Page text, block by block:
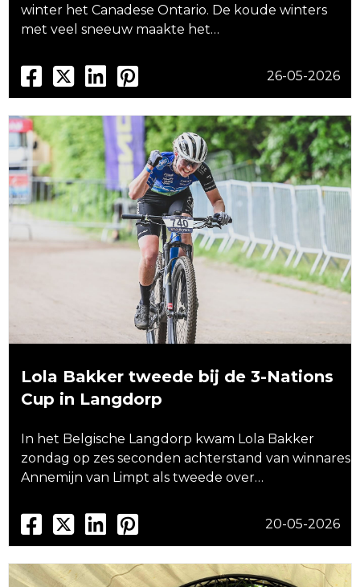
winter het Canadese Ontario. De koude winters
met veel sneeuw maakte het…
26-05-2026
Lola Bakker tweede bij de 3-Nations
Cup in Langdorp
In het Belgische Langdorp kwam Lola Bakker
zondag op zes seconden achterstand van winnares
Annemijn van Limpt als tweede over…
20-05-2026